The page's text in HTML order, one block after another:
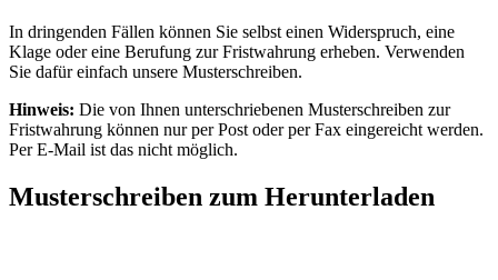
In dringenden Fällen können Sie selbst einen Widerspruch, eine
Klage oder eine Berufung zur Fristwahrung erheben. Verwenden
Sie dafür einfach unsere Musterschreiben.
Hinweis: Die von Ihnen unterschriebenen Musterschreiben zur
Fristwahrung können nur per Post oder per Fax eingereicht werden.
Per E-Mail ist das nicht möglich.
Musterschreiben zum Herunterladen